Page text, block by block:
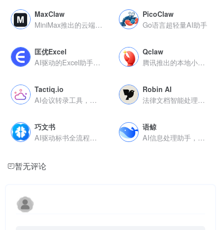
MaxClaw
MiniMax推出的云端小龙虾AI智能体
PicoClaw
Go语言超轻量AI助手
匡优Excel
AI驱动的Excel助手，自然语言搞定数据处理与可视化
Qclaw
腾讯推出的本地小龙虾AI电脑助手
Tactiq.io
AI会议转录工具，实时生成纪要与行动项同步团队
Robin AI
法律文档智能处理工具，加速合同审查与起草流程
巧文书
AI驱动标书全流程制作，高效合规提升中标率
语鲸
AI信息处理助手，支持智能总结与多源内容聚合阅读
暂无评论